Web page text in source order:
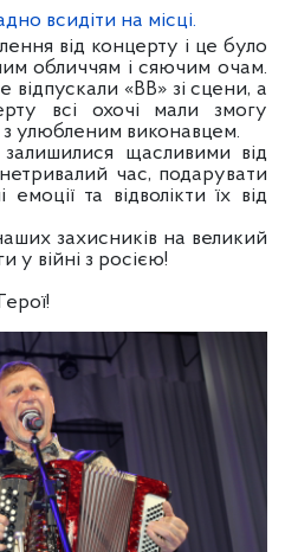
всидіти на місці.
від концерту і це було
обличчям і сяючим очам.
«ВВ» зі сцени, а
всі охочі мали змогу
улюбленим виконавцем.
щасливими від
час, подарувати
та відволікти їх від
захисників на великий
у війні з росією!